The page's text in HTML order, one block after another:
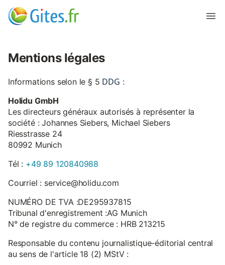
Mentions légales
Informations selon le § 5 DDG :
Holidu GmbH
Les directeurs généraux autorisés à représenter la
société : Johannes Siebers, Michael Siebers
Riesstrasse 24
80992 Munich
Tél : +49 89 120840988
Courriel : service@holidu.com
NUMÉRO DE TVA :DE295937815
Tribunal d'enregistrement :AG Munich
N° de registre du commerce : HRB 213215
Responsable du contenu journalistique-éditorial central
au sens de l'article 18 (2) MStV :